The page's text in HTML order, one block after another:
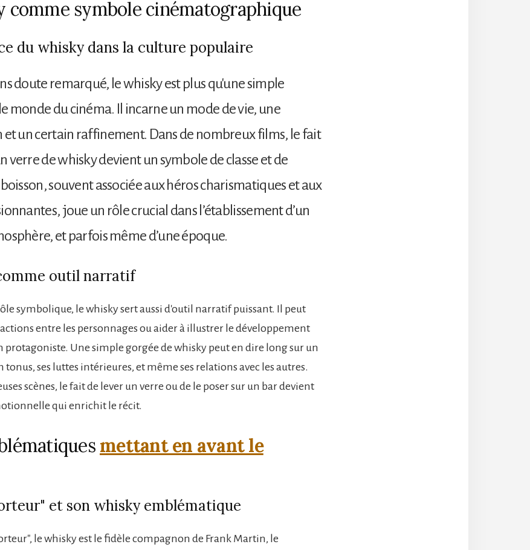
comme symbole cinématographique
du whisky dans la culture populaire
doute remarqué, le whisky est plus qu'une simple
monde du cinéma. Il incarne un mode de vie, une
un certain raffinement. Dans de nombreux films, le fait
verre de whisky devient un symbole de classe et de
souvent associée aux héros charismatiques et aux
joue un rôle crucial dans l’établissement d’un
et parfois même d’une époque.
outil narratif
symbolique, le whisky sert aussi d'outil narratif puissant. Il peut
entre les personnages ou aider à illustrer le développement
protagoniste. Une simple gorgée de whisky peut en dire long sur un
tonus, ses luttes intérieures, et même ses relations avec les autres.
scènes, le fait de lever un verre ou de le poser sur un bar devient
qui enrichit le récit.
mettant en avant le
et son whisky emblématique
le whisky est le fidèle compagnon de Frank Martin, le